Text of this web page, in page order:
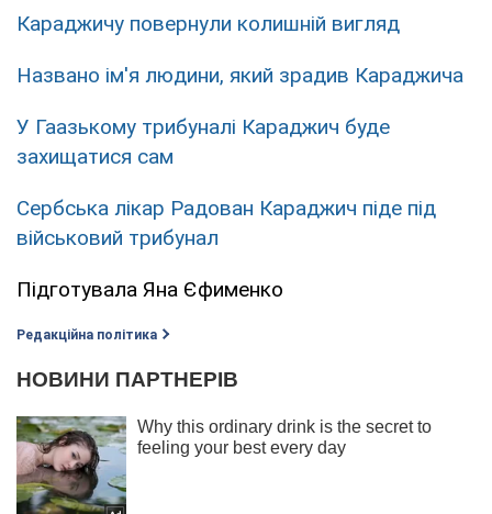
Караджичу повернули колишній вигляд
Названо ім'я людини, який зрадив Караджича
У Гаазькому трибуналі Караджич буде
захищатися сам
Сербська лікар Радован Караджич піде під
військовий трибунал
Підготувала Яна Єфименко
Редакційна політика